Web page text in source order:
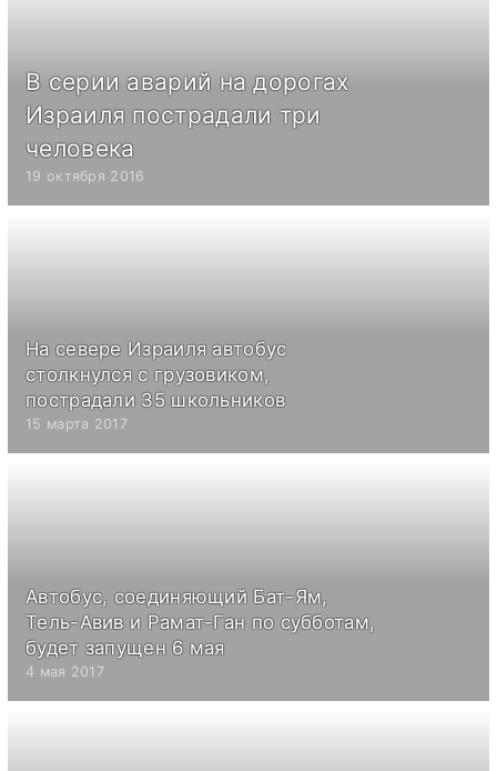
В серии аварий на дорогах
Израиля пострадали три
человека
19 октября 2016
На севере Израиля автобус
столкнулся с грузовиком,
пострадали 35 школьников
15 марта 2017
Автобус, соединяющий Бат-Ям,
Тель-Авив и Рамат-Ган по субботам,
будет запущен 6 мая
4 мая 2017